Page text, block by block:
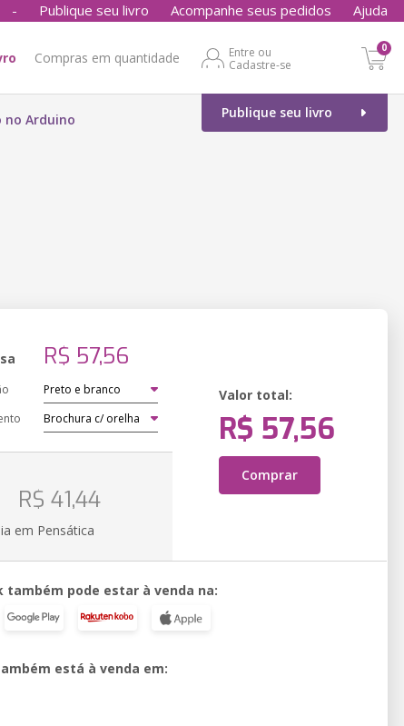
- Publique seu livro Acompanhe seus pedidos Ajuda
Compras em quantidade
Entre ou
Cadastre-se
0
Publique seu livro
no Arduino
R$ 57,56
Valor total:
R$ 57,56
Comprar
R$ 41,44
em Pensática
também pode estar à venda na:
está à venda em: